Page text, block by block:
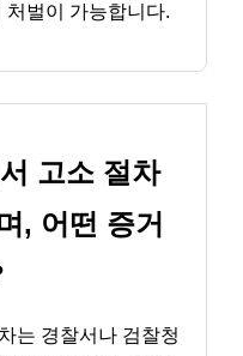
처벌이 가능합니다.
고소 절차
, 어떤 증거
는 경찰서나 검찰청